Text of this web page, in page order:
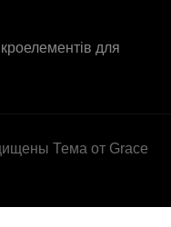
для
Тема от Grace